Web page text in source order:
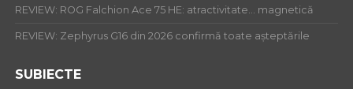
REVIEW: ROG Falchion Ace 75 HE: atractivitate… magnetică
REVIEW: Zephyrus G16 din 2026 confirmă toate așteptările
SUBIECTE